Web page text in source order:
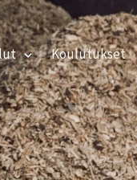
Koulutukset